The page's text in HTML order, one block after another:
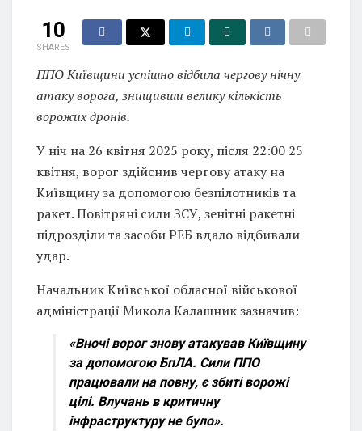
10
SHARES
ППО Київщини успішно відбила чергову нічну
атаку ворога, знищивши велику кількість
ворожих дронів.
У ніч на 26 квітня 2025 року, після 22:00 25
квітня, ворог здійснив чергову атаку на
Київщину за допомогою безпілотників та
ракет. Повітряні сили ЗСУ, зенітні ракетні
підрозділи та засоби РЕБ вдало відбивали
удар.
Начальник Київської обласної військової
адміністрації Микола Калашник зазначив:
«Вночі ворог знову атакував Київщину
за допомогою БпЛА. Сили ППО
працювали на повну, є збиті ворожі
цілі. Влучань в критичну
інфраструктуру не було».